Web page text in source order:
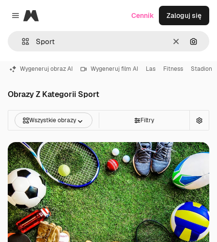
Close menu
Magnific
WyczyśćSzukaj
Cennik Zaloguj się
Wygeneruj obraz AI Wygeneruj film AI Las Fitness Stadion
Obrazy Z Kategorii Sport
Wszystkie obrazy Filtry